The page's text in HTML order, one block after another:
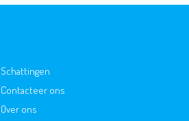
Schattingen
Contacteer ons
Over ons